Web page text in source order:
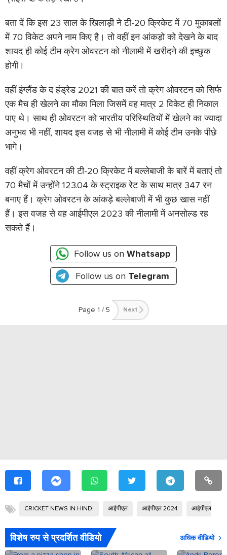
बता दें कि इस 23 साल के खिलाड़ी ने टी-20 क्रिकेट में 70 मुकाबलों
में 70 विकेट अपने नाम किए है। तो वहीं इन आंकड़ो को देखने के बाद
शायद ही कोई टीम क्रेग ओवरटन को नीलामी में खरीदने की इच्छुक
होगी।
वहीं इंग्लैंड के द हंड्रेड 2021 की बात करें तो क्रेग ओवरटन को सिर्फ
एक मैच ही खेलने का मौका मिला जिसमें वह मात्र 2 विकेट ही निकाल
पाए थे। साथ ही ओवरटन को भारतीय परिस्थितियों में खेलने का ज्यादा
अनुभव भी नहीं, शायद इस वजह से भी नीलामी में कोई टीम उनके पीछे
भागे।
वहीं क्रेग ओवरटन की टी-20 क्रिकेट में बल्लेबाजी के बारें में बताएं तो
70 मैचों में उन्होंने 123.04 के स्ट्राइक रेट के साथ मात्र 347 रन
बनाए हैं। क्रेग ओवरटन के आंकड़े बल्लेबाजी में भी कुछ खास नहीं
हैं। इस वजह से वह आईपीएल 2023 की नीलामी में अनसोल्ड रह
सकते हैं।
Follow us on Whatsapp
Follow us on Telegram
Page 1 / 5 Next
CRICKET NEWS IN HINDI आईपीएल आईपीएल 2024 आईपीएल
विशेष रुप से प्रदर्शित वीडियो अधिक वीडियो